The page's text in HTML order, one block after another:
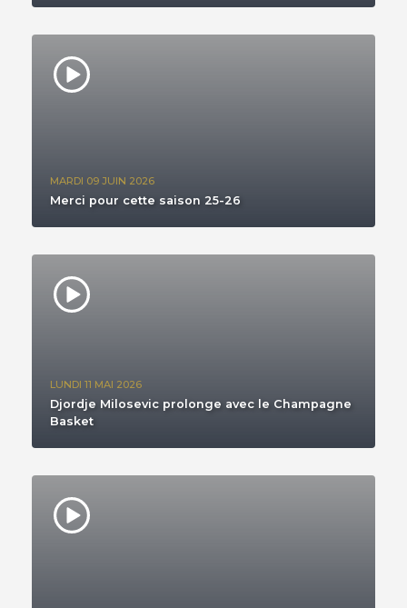
MARDI 09 JUIN 2026
Merci pour cette saison 25-26
LUNDI 11 MAI 2026
Djordje Milosevic prolonge avec le Champagne
Basket